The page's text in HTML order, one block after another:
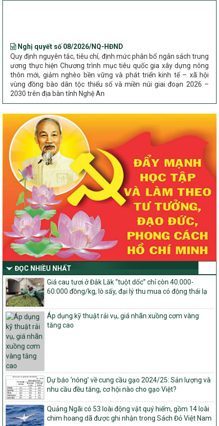
Quy định nguyên tắc, tiêu chí, định mức phân bổ ngân sách trung
ương thực hiện Chương trình mục tiêu quốc gia xây dựng nông
thôn mới, giảm nghèo bền vững và phát triển kinh tế – xã hội
vùng đồng bào dân tộc thiểu số và miền núi giai đoạn 2026 –
2030 trên địa bàn tỉnh Nghệ An
Chỉ Thị số 22-CT/TU
nông thôn mới, giảm nghèo bền vững và phát triển kinh tế – xã
hội vùng đồng bào dân tộc thiểu số và miền núi giai đoạn 2026 –
2030 trên địa bàn tỉnh Nghệ An
Quyết định số 2490/QĐ-UBND
Về việc thành lập Ban Chỉ đạo Chương trình mục tiều quốc gia xây
dựng nông thôn mới, giảm nghèo bền vững và phát triển kinh tế –
xã hội vùng đồng bào dân tộc thiểu số và miền núi giai đoạn 2026
-2030 tỉnh Nghệ An
Thông tư Số 23/2026/TT-BNNMT
Thông tư Hướng dẫn thực hiện một số nội dung Chương trình
mục tiêu quốc gia xây dựng nông thôn mới, giảm nghèo bền
vững và phát triển kinh tế – xã hội vùng đồng bào dân tộc thiểu
số và miền núi giai đoạn 2026-2030 thuộc phạm vi quản lý nhà
nước của Bộ Nông nghiệp và Môi trường
Quyết định số: 26/2026/QĐ-TTg
Quyết định ban hành Bộ tiêu chí và quy trình đánh giá, phân hạng
sản phẩm Mỗi xã một sản phẩm
số: 19/2026/QĐ-TTg
Quy định điều kiện, trình tự, thủ tục, hồ sơ xét, công nhận, công bố
và thu hồi quyết định công nhận xã đạt chuẩn nông thôn mới, xã
đạt nông thôn mới hiện đại và tỉnh, thành phố hoàn thành nhiệm
vụ xây dựng nông thôn mới giai đoạn 2026 – 2030
Quyết định số 16/2026/QĐ-TTg
Quy định nguyên tắc, tiêu chí, định mức phân bổ ngân sách trung
ương và tỉ lệ vốn đối ứng ngân sách của địa phương thực hiện
Chương trình mục tiêu quốc gia xây dựng nông thôn mới, giảm
nghèo bền vững và phát triển kinh tế – xã hội vùng đồng bào dân
tộc thiểu số và miền núi giai đoạn 2026 – 2030
1451/QĐ-UBND
Phê duyệt danh sách các xã thuộc nhóm 1, nhóm 2, nhóm 3
ĐỌC NHIỀU NHẤT
Giá cau tươi ở Đắk Lắk “tuột dốc” chỉ còn 40.000-
60.000 đồng/kg, lò sấy, đại lý thu mua có động thái lạ
Áp dụng kỹ thuật rải vụ, giá nhãn xuồng cơm vàng
tăng cao
Dự báo ‘nóng’ về cung cầu gạo 2024/25: Sản lượng và
nhu cầu đều tăng, cơ hội nào cho gạo Việt?
Quảng Ngãi có 53 loài động vật quý hiếm, gồm 14 loài
chim hoang dã được ghi nhận trong Sách Đỏ Việt Nam